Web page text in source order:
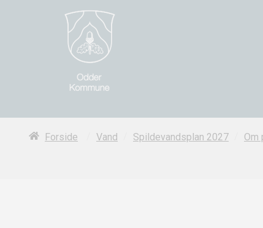
Forside Vand Spildevandsplan 2027 Om